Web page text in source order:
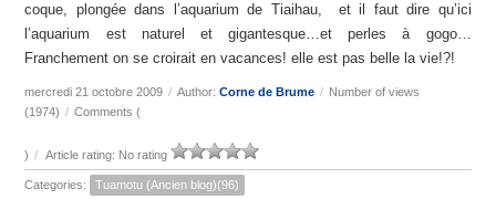
coque, plongée dans l’aquarium de Tiaihau, et il faut dire qu’ici
l’aquarium est naturel et gigantesque…et perles à gogo…
Franchement on se croirait en vacances! elle est pas belle la vie!?!
mercredi 21 octobre 2009 / Author:Corne de Brume / Number of views
(1974) / Comments (
) / Article rating: No rating
Categories: Tuamotu (Ancien blog)(96)